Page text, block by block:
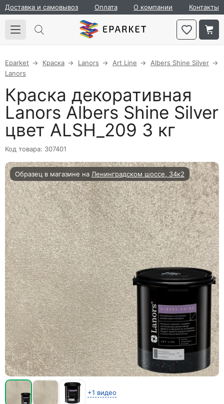
Доставка и самовывоз Оплата О компании Контакты
Eparket Краска Lanors Art Line
Albers Shine Silver
Lanors
Краска декоративная
Lanors Albers Shine Silver
цвет ALSH_209 3 кг
Код товара: 307401
Образец в магазине на Ленинградском шоссе, 34к2
+1 видео